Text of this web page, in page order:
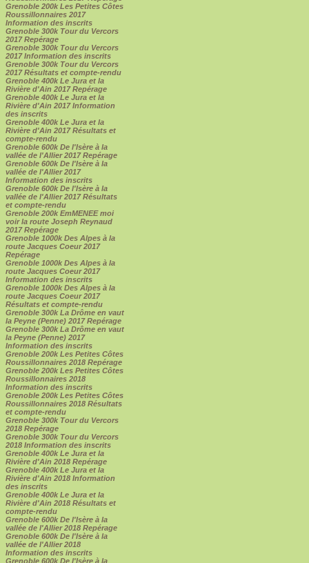
Grenoble 200k Les Petites Côtes
Roussillonnaires 2017
Information des inscrits
Grenoble 300k Tour du Vercors
2017 Repérage
Grenoble 300k Tour du Vercors
2017 Information des inscrits
Grenoble 300k Tour du Vercors
2017 Résultats et compte-rendu
Grenoble 400k Le Jura et la
Rivière d'Ain 2017 Repérage
Grenoble 400k Le Jura et la
Rivière d'Ain 2017 Information
des inscrits
Grenoble 400k Le Jura et la
Rivière d'Ain 2017 Résultats et
compte-rendu
Grenoble 600k De l'Isère à la
vallée de l'Allier 2017 Repérage
Grenoble 600k De l'Isère à la
vallée de l'Allier 2017
Information des inscrits
Grenoble 600k De l'Isère à la
vallée de l'Allier 2017 Résultats
et compte-rendu
Grenoble 200k EmMENEE moi
voir la route Joseph Reynaud
2017 Repérage
Grenoble 1000k Des Alpes à la
route Jacques Coeur 2017
Repérage
Grenoble 1000k Des Alpes à la
route Jacques Coeur 2017
Information des inscrits
Grenoble 1000k Des Alpes à la
route Jacques Coeur 2017
Résultats et compte-rendu
Grenoble 300k La Drôme en vaut
la Peyne (Penne) 2017 Repérage
Grenoble 300k La Drôme en vaut
la Peyne (Penne) 2017
Information des inscrits
Grenoble 200k Les Petites Côtes
Roussillonnaires 2018 Repérage
Grenoble 200k Les Petites Côtes
Roussillonnaires 2018
Information des inscrits
Grenoble 200k Les Petites Côtes
Roussillonnaires 2018 Résultats
et compte-rendu
Grenoble 300k Tour du Vercors
2018 Repérage
Grenoble 300k Tour du Vercors
2018 Information des inscrits
Grenoble 400k Le Jura et la
Rivière d'Ain 2018 Repérage
Grenoble 400k Le Jura et la
Rivière d'Ain 2018 Information
des inscrits
Grenoble 400k Le Jura et la
Rivière d'Ain 2018 Résultats et
compte-rendu
Grenoble 600k De l'Isère à la
vallée de l'Allier 2018 Repérage
Grenoble 600k De l'Isère à la
vallée de l'Allier 2018
Information des inscrits
Grenoble 600k De l'Isère à la